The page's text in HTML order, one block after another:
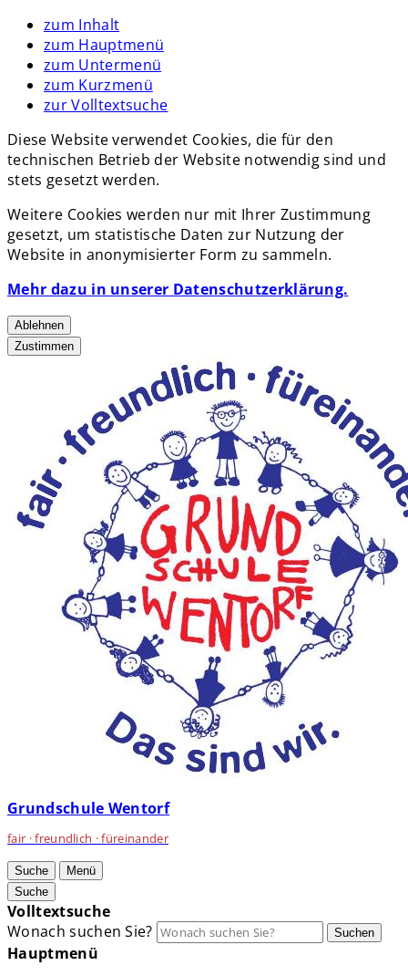
zum Inhalt
zum Hauptmenü
zum Untermenü
zum Kurzmenü
zur Volltextsuche
Diese Website verwendet Cookies, die für den
technischen Betrieb der Website notwendig sind und
stets gesetzt werden.
Weitere Cookies werden nur mit Ihrer Zustimmung
gesetzt, um statistische Daten zur Nutzung der
Website in anonymisierter Form zu sammeln.
Mehr dazu in unserer Datenschutzerklärung.
Ablehnen
Zustimmen
Grundschule Wentorf
fair · freundlich · füreinander
Suche
Menü
Suche
Volltextsuche
Wonach suchen Sie?
Suchen
Hauptmenü